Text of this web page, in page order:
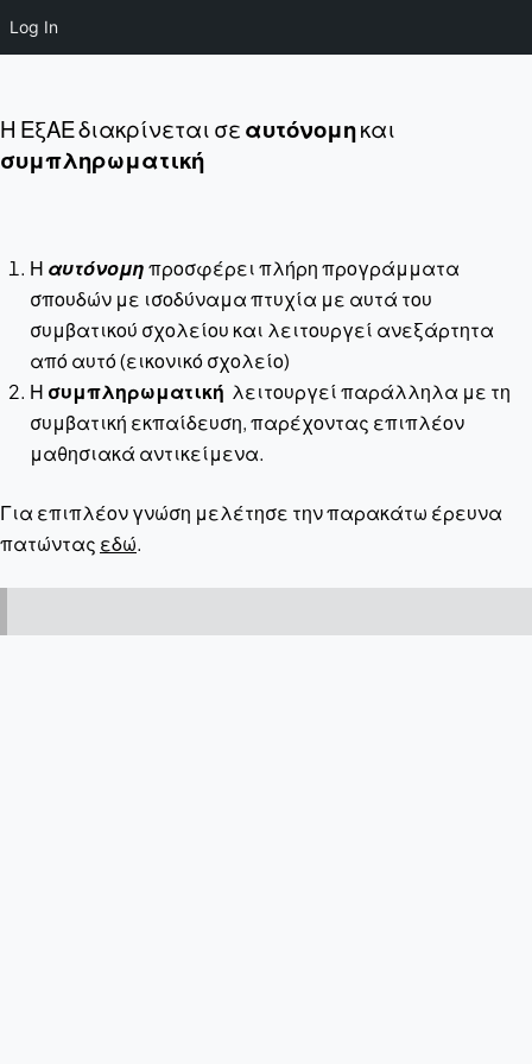
Log In
Η ΕξΑΕ διακρίνεται σε αυτόνομηκαι
συμπληρωματική
Η αυτόνομηπροσφέρει πλήρη προγράμματα
σπουδών με ισοδύναμα πτυχία με αυτά του
συμβατικού σχολείου και λειτουργεί ανεξάρτητα
από αυτό (εικονικό σχολείο)
Η συμπληρωματική λειτουργεί παράλληλα με τη
συμβατική εκπαίδευση, παρέχοντας επιπλέον
μαθησιακά αντικείμενα.
Για επιπλέον γνώση μελέτησε την παρακάτω έρευνα
πατώντας εδώ.